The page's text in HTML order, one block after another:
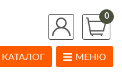
0
МЕНЮ
КАТАЛОГ